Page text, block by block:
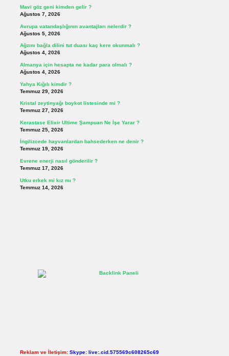
Mavi göz geni kimden gelir ?
Ağustos 7, 2026
Avrupa vatandaşlığının avantajları nelerdir ?
Ağustos 5, 2026
Ağzını bağla dilini tut duası kaç kere okunmalı ?
Ağustos 4, 2026
Almanya için hesapta ne kadar para olmalı ?
Ağustos 4, 2026
Yahya Kığılı kimdir ?
Temmuz 29, 2026
Kristal zeytinyağı boykot listesinde mi ?
Temmuz 27, 2026
Kerastase Elixir Ultime Şampuan Ne İşe Yarar ?
Temmuz 25, 2026
İngilizcede hayvanlardan bahsederken ne denir ?
Temmuz 19, 2026
Evrene enerji nasıl gönderilir ?
Temmuz 17, 2026
Utku erkek mi kız mı ?
Temmuz 14, 2026
Reklam ve İletişim: Skype: live:.cid.575569c608265c69